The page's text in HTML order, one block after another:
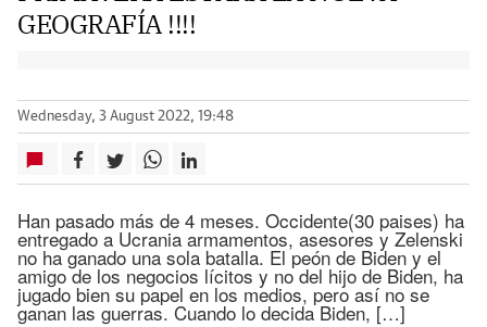
GEOGRAFÍA !!!!
Wednesday, 3 August 2022, 19:48
Han pasado más de 4 meses. Occidente(30 paises) ha
entregado a Ucrania armamentos, asesores y Zelenski
no ha ganado una sola batalla. El peón de Biden y el
amigo de los negocios lícitos y no del hijo de Biden, ha
jugado bien su papel en los medios, pero así no se
ganan las guerras. Cuando lo decida Biden, […]